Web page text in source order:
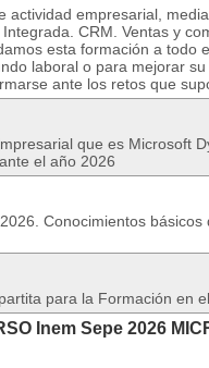
actividad empresarial,
CRM. Ventas y
esta formación a todo
laboral o para mejorar
ante los retos que
que es Microsoft
el año 2026
Conocimientos básicos
para la Formación en
Inem Sepe 2026